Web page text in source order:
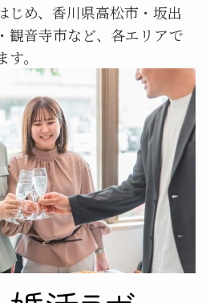
じめ、香川県高松市・坂出
観音寺市など、各エリアで
。